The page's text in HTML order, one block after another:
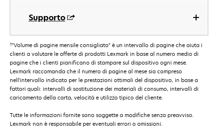
Supporto
†"Volume di pagine mensile consigliato" è un intervallo di pagine che aiuta i
clienti a valutare le offerte di prodotti Lexmark in base al numero medio di
pagine che i clienti pianificano di stampare sul dispositivo ogni mese.
Lexmark raccomanda che il numero di pagine al mese sia compreso
nell'intervallo indicato per le prestazioni ottimali del dispositivo, in base a
fattori quali: intervalli di sostituzione dei materiali di consumo, intervalli di
caricamento della carta, velocità e utilizzo tipico del cliente.
Tutte le informazioni fornite sono soggette a modifiche senza preavviso.
Lexmark non è responsabile per eventuali errori o omissioni.